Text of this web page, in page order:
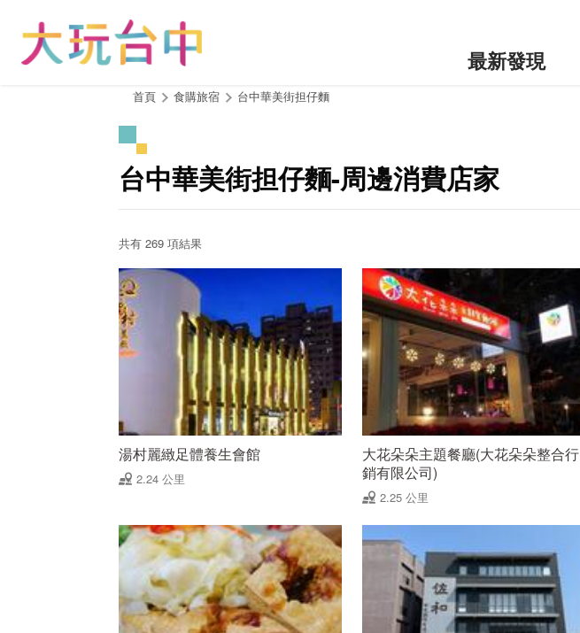
最新發現
首頁 食購旅宿 台中華美街担仔麵
台中華美街担仔麵-周邊消費店家
共有 269 項結果
湯村麗緻足體養生會館
2.24 公里
大花朵朵主題餐廳(大花朵朵整合行
銷有限公司)
2.25 公里